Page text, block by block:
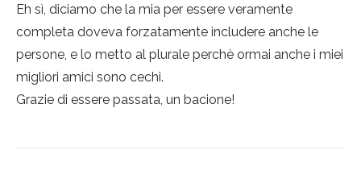
Eh sì, diciamo che la mia per essere veramente
completa doveva forzatamente includere anche le
persone, e lo metto al plurale perchè ormai anche i miei
migliori amici sono cechi.
Grazie di essere passata, un bacione!